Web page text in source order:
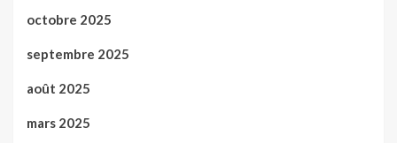
octobre 2025
septembre 2025
août 2025
mars 2025